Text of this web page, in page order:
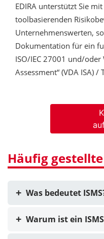
EDIRA unterstützt Sie
toolbasierenden
Unternehmenswerten,
Dokumentation für ein
ISO/IEC 27001 und/
Assessment“ (VDA ISA) /
Häufig
Was bedeutet
Warum ist ein